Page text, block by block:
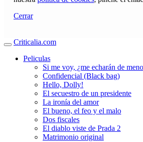
Cerrar
Criticalia.com
Peliculas
Si me voy, ¿me echarán de
Confidencial (Black bag)
Hello, Dolly!
El secuestro de un presidente
La ironía del amor
El bueno, el feo y el malo
Dos fiscales
El diablo viste de Prada 2
Matrimonio original